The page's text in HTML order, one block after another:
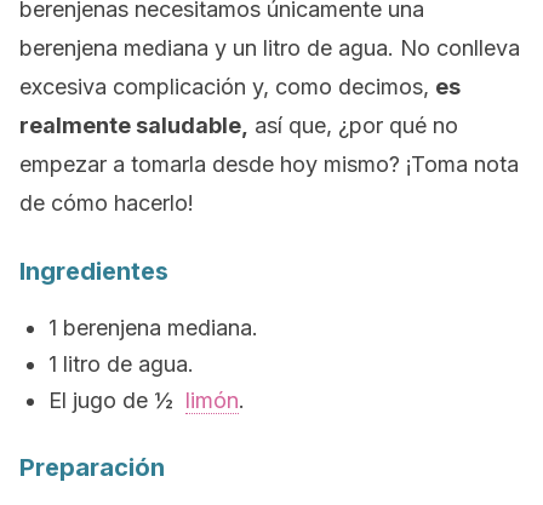
berenjenas necesitamos únicamente una
berenjena mediana y un litro de agua. No conlleva
excesiva complicación y, como decimos, es
realmente saludable, así que, ¿por qué no
empezar a tomarla desde hoy mismo? ¡Toma nota
de cómo hacerlo!
Ingredientes
1 berenjena mediana.
1 litro de agua.
El jugo de ½ limón.
Preparación